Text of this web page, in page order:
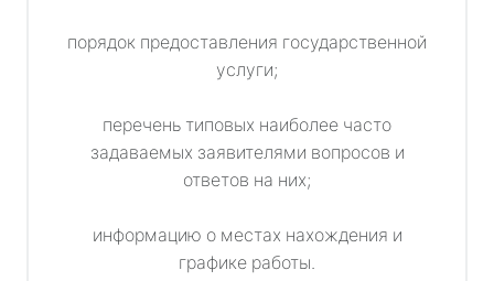
порядок предоставления государственной
услуги;
перечень типовых наиболее часто
задаваемых заявителями вопросов и
ответов на них;
информацию о местах нахождения и
графике работы.